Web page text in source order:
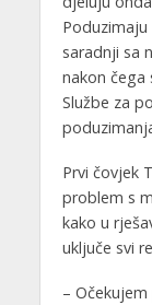
saradnji sa
nakon čega
Službe za
Prvi čovjek
problem s
kako u
uključe svi
–